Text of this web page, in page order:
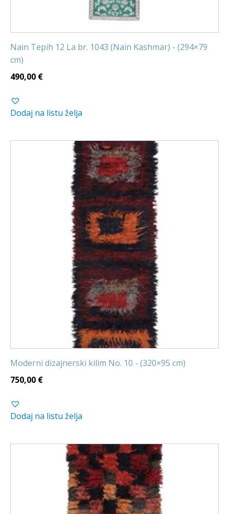
Nain Tepih 12 La br. 1043 (Nain Kashmar) - (294×79
cm)
490,00 €
Dodaj na listu želja
Moderni dizajnerski kilim No. 10 - (320×95 cm)
750,00 €
Dodaj na listu želja